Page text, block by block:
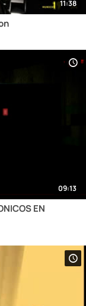
11:38
09:13
EN